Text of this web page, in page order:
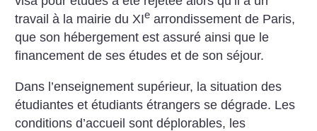
travail à la mairie du XIe arrondissement de Paris,
que son hébergement est assuré ainsi que le
financement de ses études et de son séjour.
Dans l’enseignement supérieur, la situation des
étudiantes et étudiants étrangers se dégrade. Les
conditions d’accueil sont déplorables, les